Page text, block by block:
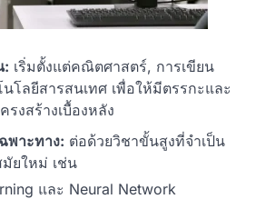
: เริ่มตั้งแต่คณิตศาสตร์, การเขียน
โลยีสารสนเทศ เพื่อให้มีตรรกะและ
รงสร้างเบื้องหลัง
พาะทาง: ต่อด้วยวิชาขั้นสูงที่จำเป็น
ยใหม่ เช่น
และ Neural Network